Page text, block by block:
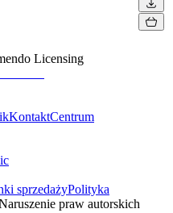
Licensing
KontaktCentrum
sprzedażyPolityka
praw autorskich